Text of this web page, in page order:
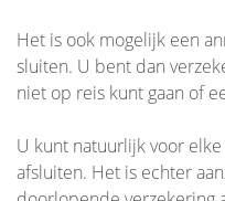
Het is ook mogelijk een
sluiten. U bent dan
niet op reis kunt gaan of
U kunt natuurlijk voor
afsluiten. Het is echter